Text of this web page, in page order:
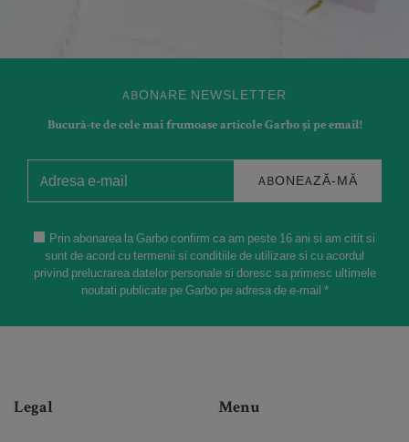
ABONARE NEWSLETTER
Bucură-te de cele mai frumoase articole Garbo și pe email!
ABONEAZĂ-MĂ
Prin abonarea la Garbo confirm ca am peste 16 ani si am citit si
sunt de acord cu termenii si conditiile de utilizare si cu acordul
privind prelucrarea datelor personale si doresc sa primesc ultimele
noutati publicate pe Garbo pe adresa de e-mail *
Legal Menu